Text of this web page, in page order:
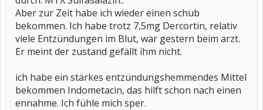
Aber zur Zeit habe ich wieder einen schub
bekommen. Ich habe trotz 7,5mg Dercortin, relativ
viele Entzündungen im Blut, war gestern beim arzt.
Er meint der zustand gefällt ihm nicht.
ich habe ein stärkes entzündungshemmendes Mittel
bekommen Indometacin, das hilft schon nach einen
ennahme. Ich fühle mich sper.